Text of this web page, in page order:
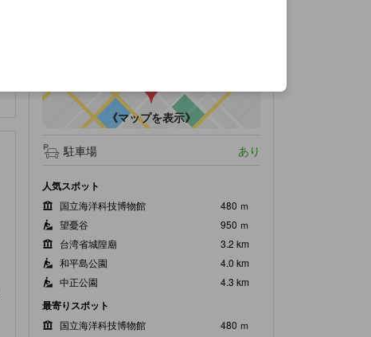
《マップを表示》
駐車場 あり
人気スポット
国立海洋科技博物館
480 ｍ
望憂谷
950 ｍ
台湾省城隍廟
3.2 km
和平島公園
4.0 km
中正公園
4.3 km
最寄りスポット
国立海洋科技博物館
480 ｍ